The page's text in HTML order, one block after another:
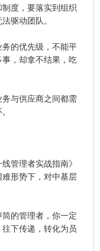
度，要落实到组织
驱动团队。
的优先级，不能平
，却拿不结果，吃
与供应商之间都需
管理者实战指南》
形势下，对中基层
的管理者，你一定
下传递，转化为员